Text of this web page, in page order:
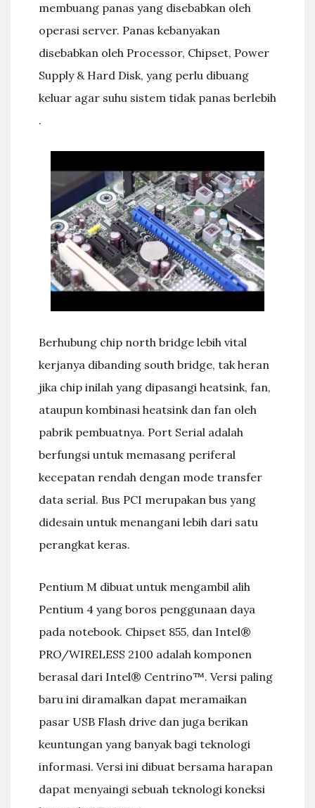
membuang panas yang disebabkan oleh
operasi server. Panas kebanyakan
disebabkan oleh Processor, Chipset, Power
Supply & Hard Disk, yang perlu dibuang
keluar agar suhu sistem tidak panas berlebih
.
Berhubung chip north bridge lebih vital
kerjanya dibanding south bridge, tak heran
jika chip inilah yang dipasangi heatsink, fan,
ataupun kombinasi heatsink dan fan oleh
pabrik pembuatnya. Port Serial adalah
berfungsi untuk memasang periferal
kecepatan rendah dengan mode transfer
data serial. Bus PCI merupakan bus yang
didesain untuk menangani lebih dari satu
perangkat keras.
Pentium M dibuat untuk mengambil alih
Pentium 4 yang boros penggunaan daya
pada notebook. Chipset 855, dan Intel®
PRO/WIRELESS 2100 adalah komponen
berasal dari Intel® Centrino™. Versi paling
baru ini diramalkan dapat meramaikan
pasar USB Flash drive dan juga berikan
keuntungan yang banyak bagi teknologi
informasi. Versi ini dibuat bersama harapan
dapat menyaingi sebuah teknologi koneksi